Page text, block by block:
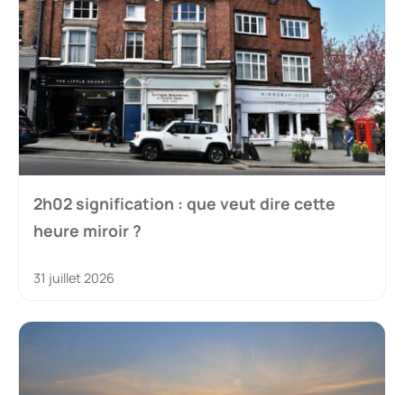
2h02 signification : que veut dire cette
heure miroir ?
31 juillet 2026